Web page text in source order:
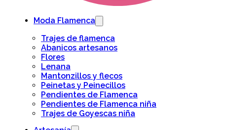
Moda Flamenca
Trajes de flamenca
Abanicos artesanos
Flores
Lenana
Mantonzillos y flecos
Peinetas y Peinecillos
Pendientes de Flamenca
Pendientes de Flamenca niña
Trajes de Goyescas niña